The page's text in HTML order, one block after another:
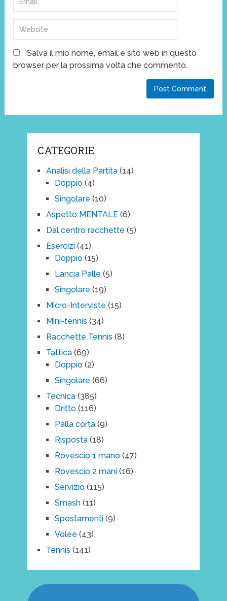
Salva il mio nome, email e sito web in questo
browser per la prossima volta che commento.
CATEGORIE
Analisi della Partita(14)
Doppio(4)
Singolare (10)
Aspetto MENTALE(6)
Dal centro racchette (5)
Esercizi(41)
Doppio(15)
Lancia Palle (5)
Singolare (19)
Micro-Interviste (15)
Mini-tennis (34)
Racchette Tennis (8)
Tattica(69)
Doppio(2)
Singolare (66)
Tecnica(385)
Dritto(116)
Palla corta(9)
Risposta(18)
Rovescio 1 mano(47)
Rovescio 2 mani(16)
Servizio(115)
Smash(11)
Spostamenti(9)
Volèe (43)
Tennis (141)